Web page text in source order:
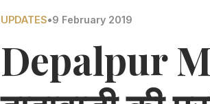
UPDATES•9 February 2019
Depalpur